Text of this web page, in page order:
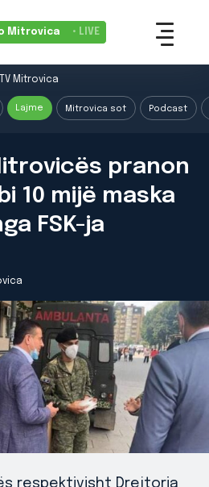
Mitrovica • LIVE
TV Mitrovica
Lajme Mitrovica sot Podcast
pranon
10 mijë maska
FSK-ja
respektivisht Drejtoria